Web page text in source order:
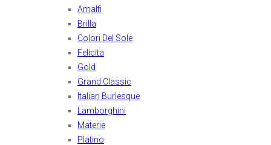
Amalfi
Brilla
Colori Del Sole
Felicita
Gold
Grand Classic
Italian Burlesque
Lamborghini
Materie
Platino